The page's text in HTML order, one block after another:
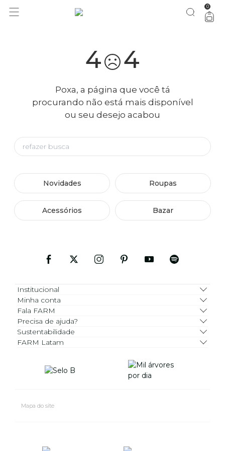
0
4 4
Poxa, a página que você tá
procurando não está mais disponível
ou seu desejo acabou
Novidades Roupas
Acessórios Bazar
Institucional
Minha conta
Fala FARM
Precisa de ajuda?
Sustentabilidade
FARM Latam
Mapa do site